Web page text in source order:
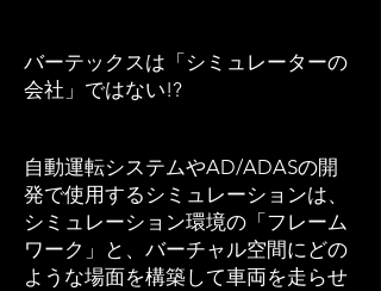
バーテックスは「シミュレーターの
会社」ではない!?
自動運転システムやAD/ADASの開
発で使用するシミュレーションは、
シミュレーション環境の「フレーム
ワーク」と、バーチャル空間にどの
ような場面を構築して車両を走らせ